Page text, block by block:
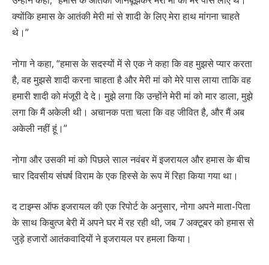
क्योंकि हमास के आतंकी मेरी मां से शादी के लिए मेरा हाथ मांगना चाहते
थे।”
नोगा ने कहा, “हमास के सदस्यों में से एक ने कहा कि वह मुझसे प्यार करता
है, वह मुझसे शादी करना चाहता है और मेरी मां को मेरे पास लाया ताकि वह
हमारी शादी को मंजूरी दे दे। मुझे लगा कि उन्होंने मेरी मां को मार डाला, मुझे
लगा कि मैं अकेली थी। अचानक पता चला कि वह जीवित है, और मैं अब
अकेली नहीं हूं।”
नोगा और उसकी मां को पिछले साल नवंबर में इजरायल और हमास के बीच
चार दिवसीय संघर्ष विराम के एक हिस्से के रूप में रिहा किया गया था।
द टाइम्स ऑफ इजरायल की एक रिपोर्ट के अनुसार, नोगा अपने माता-पिता
के साथ किबुत्ज बेरी में अपने घर में रह रही थी, जब 7 अक्टूबर को हमास से
जुड़े हजारों आतंकवादियों ने इजरायल पर हमला किया।